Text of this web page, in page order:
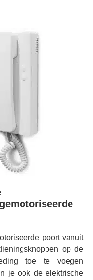
poort vanuit
op de
toe te voegen
je ook de elektrische